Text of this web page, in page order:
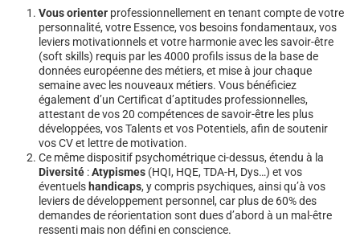
Vous orienter professionnellement en tenant compte de votre
personnalité, votre Essence, vos besoins fondamentaux, vos
leviers motivationnels et votre harmonie avec les savoir-être
(soft skills) requis par les 4000 profils issus de la base de
données européenne des métiers, et mise à jour chaque
semaine avec les nouveaux métiers. Vous bénéficiez
également d’un Certificat d’aptitudes professionnelles,
attestant de vos 20 compétences de savoir-être les plus
développées, vos Talents et vos Potentiels, afin de soutenir
vos CV et lettre de motivation.
Ce même dispositif psychométrique ci-dessus, étendu à la
Diversité :Atypismes (HQI, HQE, TDA-H, Dys…) et vos
éventuels handicaps, y compris psychiques, ainsi qu’à vos
leviers de développement personnel, car plus de 60% des
demandes de réorientation sont dues d’abord à un mal-être
ressenti mais non défini en conscience.